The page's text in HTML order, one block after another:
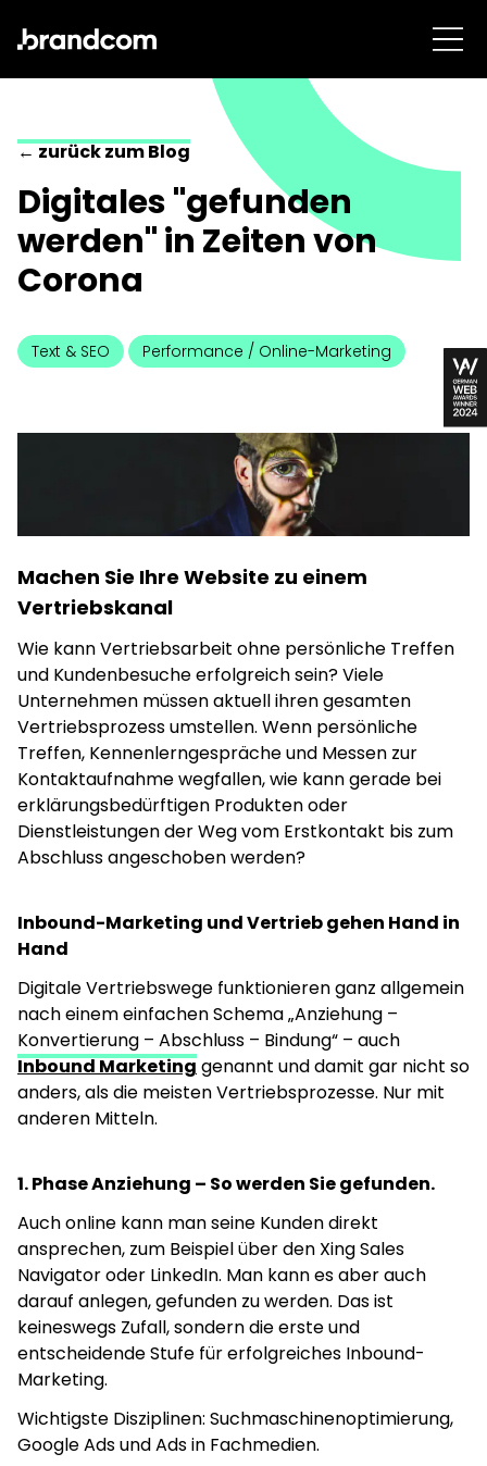
← zurück zum Blog
Digitales "gefunden
werden" in Zeiten von
Corona
Text & SEO Performance / Online-Marketing
Machen Sie Ihre Website zu einem
Vertriebskanal
Wie kann Vertriebsarbeit ohne persönliche Treffen
und Kundenbesuche erfolgreich sein? Viele
Unternehmen müssen aktuell ihren gesamten
Vertriebsprozess umstellen. Wenn persönliche
Treffen, Kennenlerngespräche und Messen zur
Kontaktaufnahme wegfallen, wie kann gerade bei
erklärungsbedürftigen Produkten oder
Dienstleistungen der Weg vom Erstkontakt bis zum
Abschluss angeschoben werden?
Inbound-Marketing und Vertrieb gehen Hand in
Hand
Digitale Vertriebswege funktionieren ganz allgemein
nach einem einfachen Schema „Anziehung –
Konvertierung – Abschluss – Bindung“ – auch
Inbound Marketinggenannt und damit gar nicht so
anders, als die meisten Vertriebsprozesse. Nur mit
anderen Mitteln.
1. Phase Anziehung – So werden Sie gefunden.
Auch online kann man seine Kunden direkt
ansprechen, zum Beispiel über den Xing Sales
Navigator oder LinkedIn. Man kann es aber auch
darauf anlegen, gefunden zu werden. Das ist
keineswegs Zufall, sondern die erste und
entscheidende Stufe für erfolgreiches Inbound-
Marketing.
Wichtigste Disziplinen: Suchmaschinenoptimierung,
Google Ads und Ads in Fachmedien.